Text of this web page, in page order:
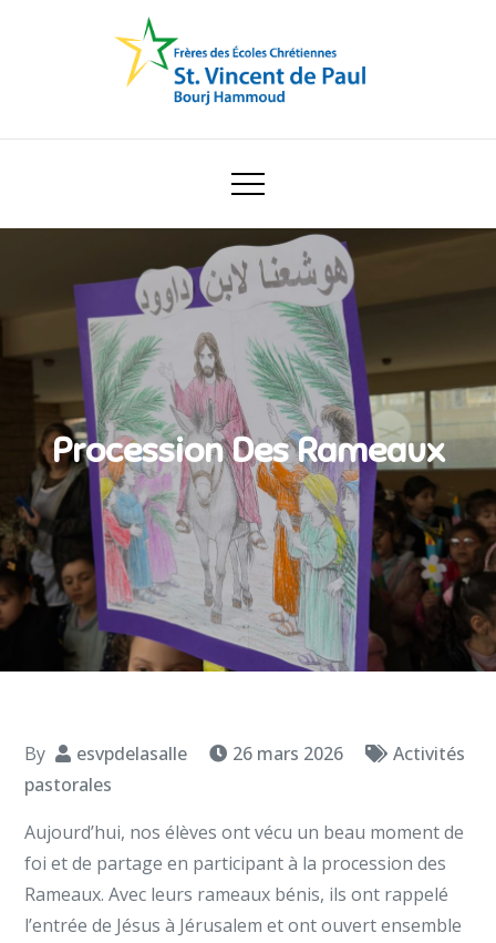
Ecole Saint Vincent de Paul
Procession Des Rameaux
By esvpdelasalle 26 mars 2026
Activités
pastorales
Aujourd’hui, nos élèves ont vécu un beau moment de
foi et de partage en participant à la procession des
Rameaux. Avec leurs rameaux bénis, ils ont rappelé
l’entrée de Jésus à Jérusalem et ont ouvert ensemble